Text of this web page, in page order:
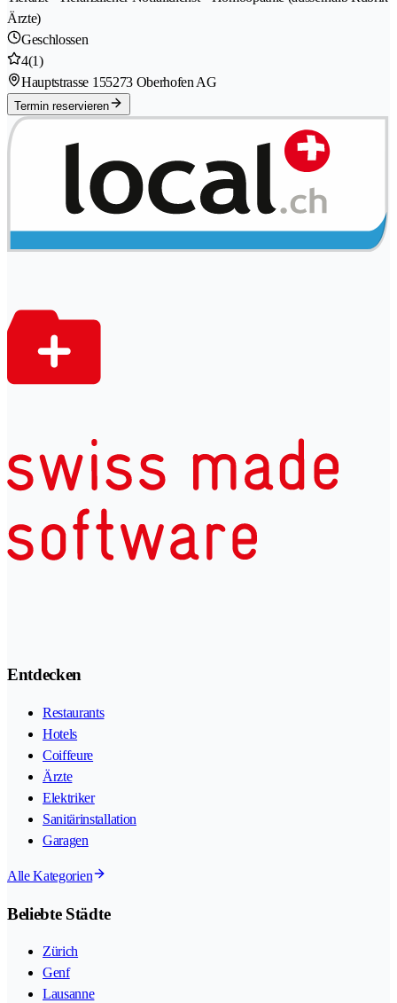
Ärzte)
Geschlossen
4(1)
Hauptstrasse 155273 Oberhofen AG
Termin reservieren
Entdecken
Restaurants
Hotels
Coiffeure
Ärzte
Elektriker
Sanitärinstallation
Garagen
Alle Kategorien
Beliebte Städte
Zürich
Genf
Lausanne